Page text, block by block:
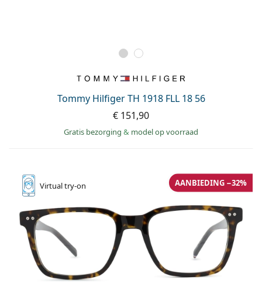
Tommy Hilfiger TH 1918 FLL 18 56
€ 151,90
Gratis bezorging & model op voorraad
Virtualtry-on AANBIEDING −32%